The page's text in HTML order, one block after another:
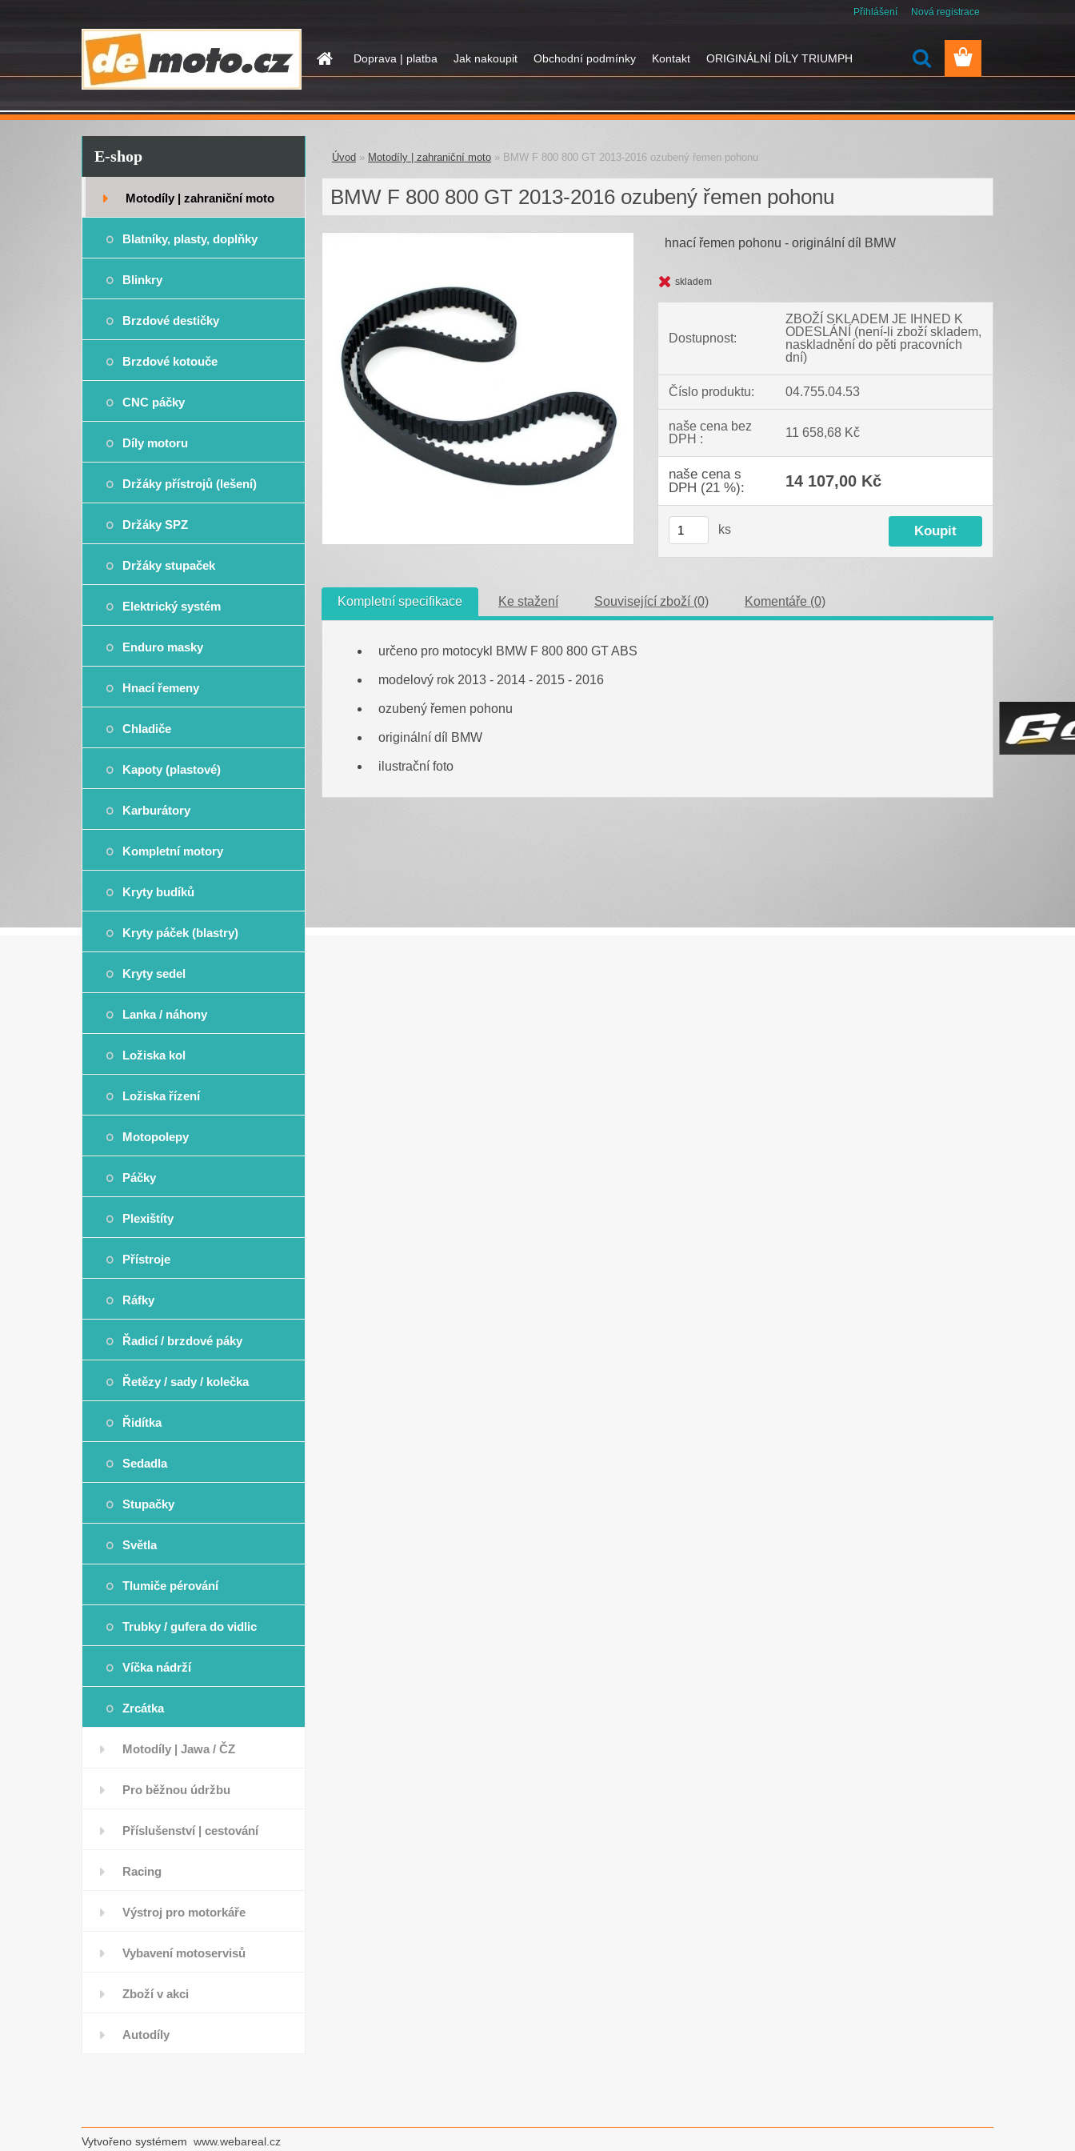
Doprava | platba Jak nakoupit Obchodní podmínky Kontakt ORIGINÁLNÍ DÍLY TRIUMPH
Přihlášení Nová registrace
E-shop
Motodíly | zahraniční moto
Blatníky, plasty, doplňky
Blinkry
Brzdové destičky
Brzdové kotouče
CNC páčky
Díly motoru
Držáky přístrojů (lešení)
Držáky SPZ
Držáky stupaček
Elektrický systém
Enduro masky
Hnací řemeny
Chladiče
Kapoty (plastové)
Karburátory
Kompletní motory
Kryty budíků
Kryty páček (blastry)
Kryty sedel
Lanka / náhony
Ložiska kol
Ložiska řízení
Motopolepy
Páčky
Plexištíty
Přístroje
Ráfky
Řadicí / brzdové páky
Řetězy / sady / kolečka
Řidítka
Sedadla
Stupačky
Světla
Tlumiče pérování
Trubky / gufera do vidlic
Víčka nádrží
Zrcátka
Motodíly | Jawa / ČZ
Pro běžnou údržbu
Příslušenství | cestování
Racing
Výstroj pro motorkáře
Vybavení motoservisů
Zboží v akci
Autodíly
Úvod » Motodíly | zahraniční moto » BMW F 800 800 GT 2013-2016 ozubený řemen pohonu
BMW F 800 800 GT 2013-2016 ozubený řemen pohonu
hnací řemen pohonu - originální díl BMW
skladem
Dostupnost:
ZBOŽÍ SKLADEM JE IHNED K
ODESLÁNÍ (není-li zboží skladem,
naskladnění do pěti pracovních
dní)
Číslo produktu: 04.755.04.53
naše cena bez
DPH :
11 658,68 Kč
naše cena s
DPH (21 %):
14 107,00 Kč
ks
Kompletní specifikace Ke stažení Související zboží (0) Komentáře (0)
určeno pro motocykl BMW F 800 800 GT ABS
modelový rok 2013 - 2014 - 2015 - 2016
ozubený řemen pohonu
originální díl BMW
ilustrační foto
Vytvořeno systémem www.webareal.cz